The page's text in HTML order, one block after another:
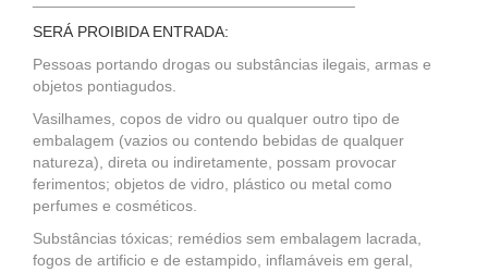
SERÁ PROIBIDA ENTRADA:
Pessoas portando drogas ou substâncias ilegais, armas e
objetos pontiagudos.
Vasilhames, copos de vidro ou qualquer outro tipo de
embalagem (vazios ou contendo bebidas de qualquer
natureza), direta ou indiretamente, possam provocar
ferimentos; objetos de vidro, plástico ou metal como
perfumes e cosméticos.
Substâncias tóxicas; remédios sem embalagem lacrada,
fogos de artificio e de estampido, inflamáveis em geral,